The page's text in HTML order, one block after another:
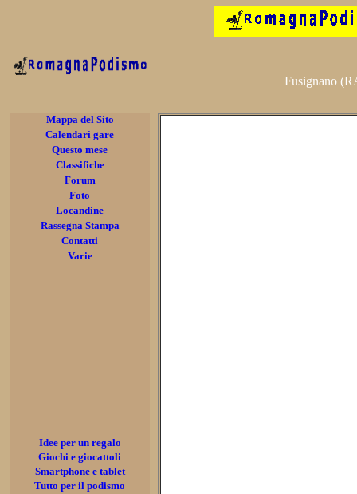
Fusignano
Mappa del Sito
Calendari gare
Questo mese
Classifiche
Forum
Foto
Locandine
Rassegna Stampa
Contatti
Varie
Idee per un regalo
Giochi e giocattoli
Smartphone e tablet
Tutto per il podismo